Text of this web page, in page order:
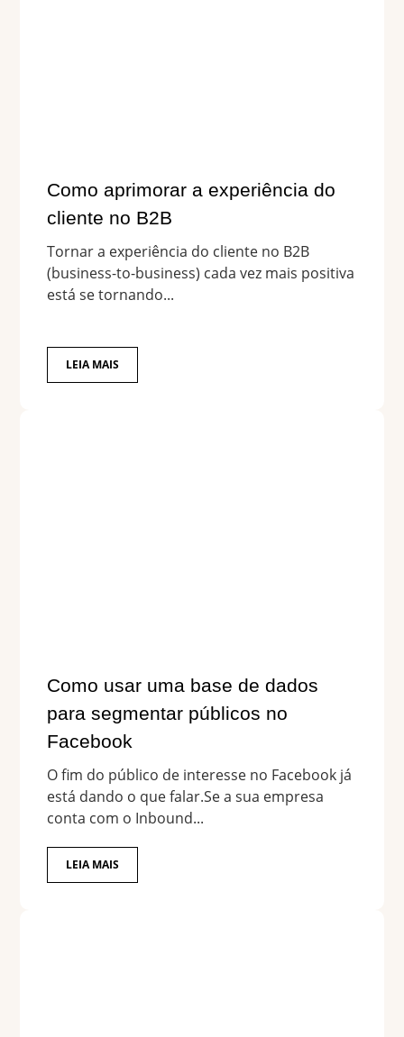
Como aprimorar a experiência do
cliente no B2B
Tornar a experiência do cliente no B2B
(business-to-business) cada vez mais positiva
está se tornando...
LEIA MAIS
Como usar uma base de dados
para segmentar públicos no
Facebook
O fim do público de interesse no Facebook já
está dando o que falar.Se a sua empresa
conta com o Inbound...
LEIA MAIS